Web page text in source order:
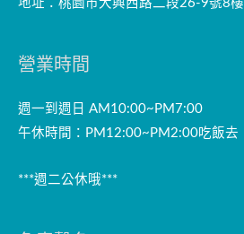
地址：桃園市大興西路二段26-9號8樓
營業時間
週一到週日 AM10:00~PM7:00
午休時間：PM12:00~PM2:00吃飯去
***週二公休哦***